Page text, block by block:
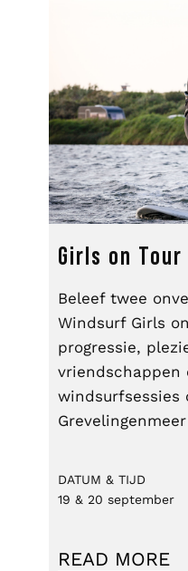
Girls on Tour
Beleef twee
Windsurf Girls
progressie,
vriendschappen
windsurfsessies
Grevelingenmeer
DATUM & TIJD
19 & 20 september
READ MORE